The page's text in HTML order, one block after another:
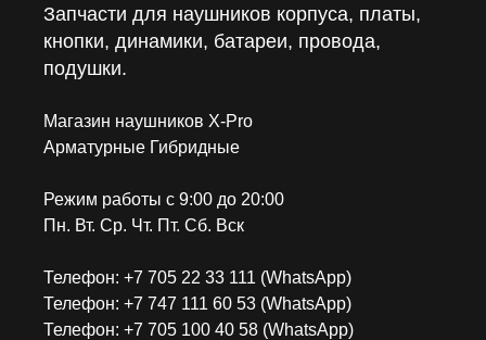
Запчасти для наушников корпуса, платы,
кнопки, динамики, батареи, провода,
подушки.
Магазин наушников X-Pro
Арматурные Гибридные
Режим работы с 9:00 до 20:00
Пн. Вт. Ср. Чт. Пт. Сб. Вск
Телефон: +7 705 22 33 111 (WhatsApp)
Телефон: +7 747 111 60 53 (WhatsApp)
Телефон: +7 705 100 40 58 (WhatsApp)